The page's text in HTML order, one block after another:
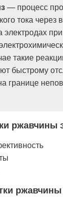
— процесс
тока через
электродах
такие
быстрому
границе
ржавчины
ржавчины